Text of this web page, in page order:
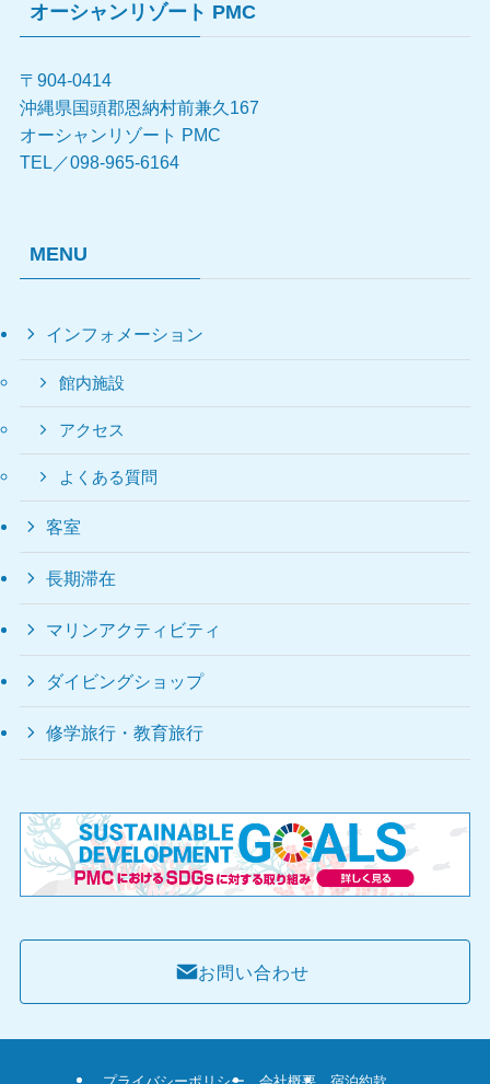
オーシャンリゾート PMC
〒904-0414
沖縄県国頭郡恩納村前兼久167
オーシャンリゾート PMC
TEL／098-965-6164
MENU
インフォメーション
館内施設
アクセス
よくある質問
客室
長期滞在
マリンアクティビティ
ダイビングショップ
修学旅行・教育旅行
お問い合わせ